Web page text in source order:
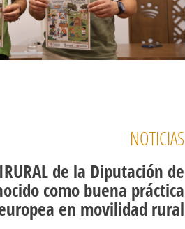
NOTICIAS
de la Diputación de
como buena práctica
en movilidad rural